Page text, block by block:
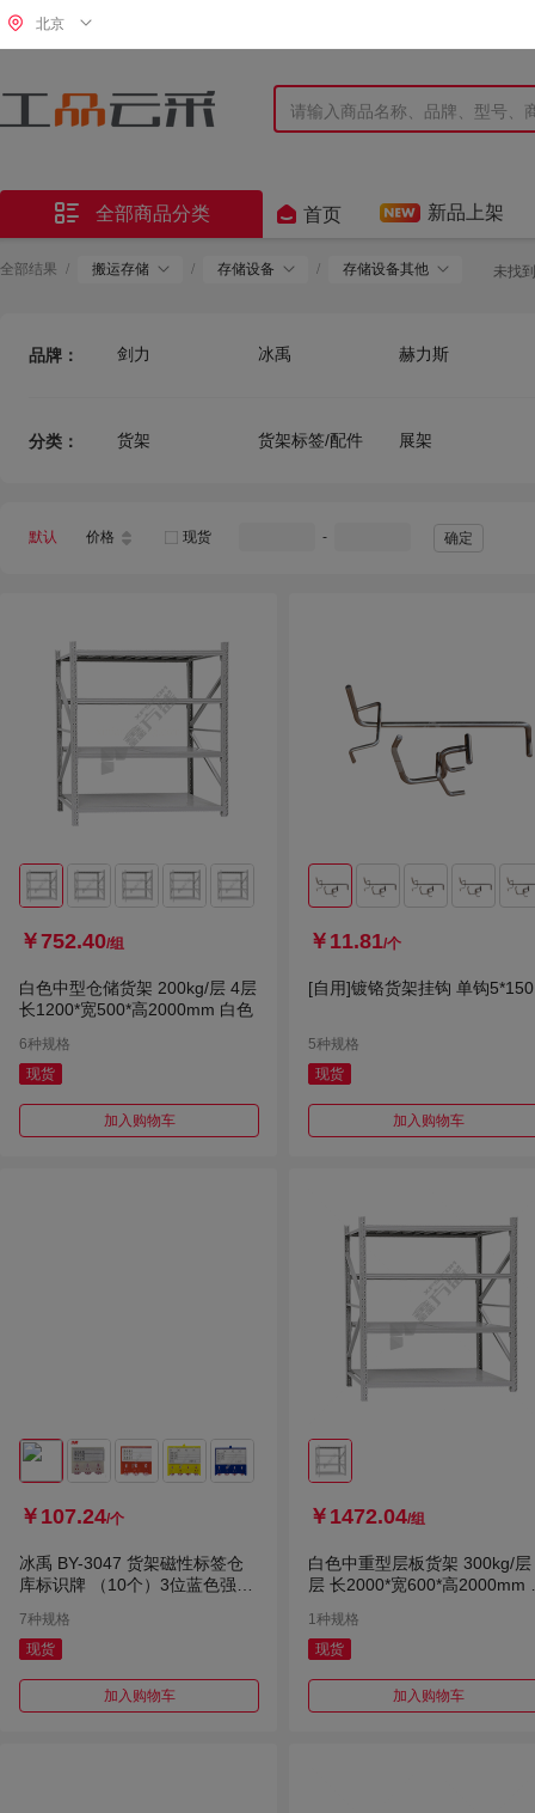
北京
 全部商品分类  首页 新品上架
全部结果 / 搬运存储 / 存储设备 / 存储设备其他 未找
品牌： 剑力 冰禹
赫力斯
分类： 货架 货架标签/配件 展架
默认 价格 现货 - 确定
￥752.40/组
白色中型仓储货架 200kg/层 4层
长1200*宽500*高2000mm 白色
6种规格
现货
加入购物车
￥11.81/个
[自用]镀铬货架挂钩 单钩5*150
5种规格
现货
加入购物车
￥107.24/个
冰禹 BY-3047 货架磁性标签仓
库标识牌 （10个）3位蓝色强磁
7种规格
现货
加入购物车
￥1472.04/组
白色中重型层板货架 300kg/层
层 长2000*宽600*高2000mm
1种规格
现货
加入购物车